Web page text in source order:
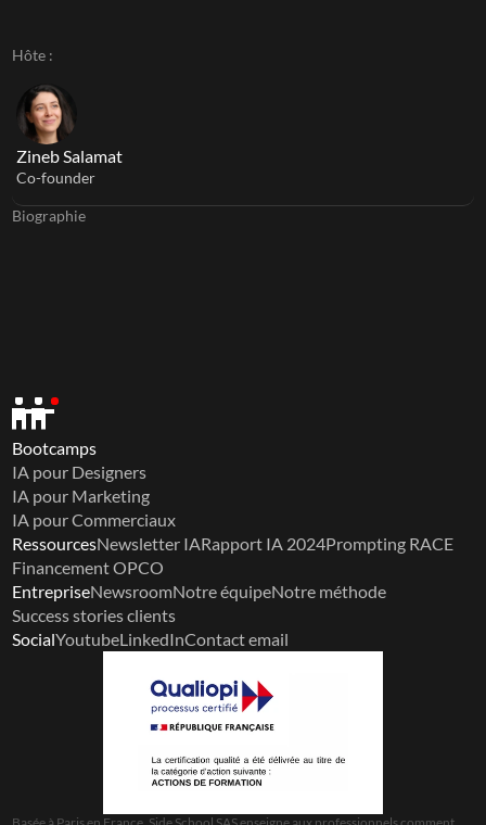
Hôte :
Zineb Salamat
Co-founder
Biographie
Bootcamps
IA pour Designers
IA pour Marketing
IA pour Commerciaux
RessourcesNewsletter IARapport IA 2024Prompting RACE
Financement OPCO
EntrepriseNewsroomNotre équipeNotre méthode
Success stories clients
SocialYoutubeLinkedInContact email